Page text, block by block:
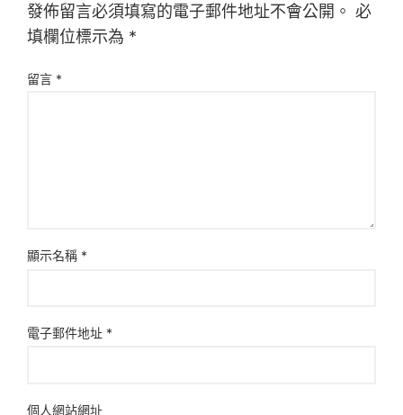
發佈留言必須填寫的電子郵件地址不會公開。 必
填欄位標示為 *
留言 *
顯示名稱 *
電子郵件地址 *
個人網站網址